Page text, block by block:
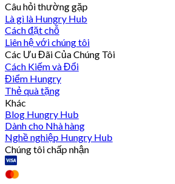
Câu hỏi thường gặp
Là gì là Hungry Hub
Cách đặt chỗ
Liên hệ với chúng tôi
Các Ưu Đãi Của Chúng Tôi
Cách Kiếm và Đổi
Điểm Hungry
Thẻ quà tặng
Khác
Blog Hungry Hub
Dành cho Nhà hàng
Nghề nghiệp Hungry Hub
Chúng tôi chấp nhận